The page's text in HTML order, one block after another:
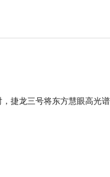
捷龙三号将东方慧眼高光